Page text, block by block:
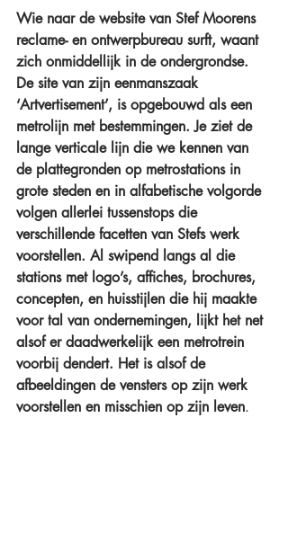
Wie naar de website van Stef Moorens
reclame- en ontwerpbureau surft, waant
zich onmiddellijk in de ondergrondse.
De site van zijn eenmanszaak
‘Artvertisement’, is opgebouwd als een
metrolijn met bestemmingen. Je ziet de
lange verticale lijn die we kennen van
de plattegronden op metrostations in
grote steden en in alfabetische volgorde
volgen allerlei tussenstops die
verschillende facetten van Stefs werk
voorstellen. Al swipend langs al die
stations met logo’s, affiches, brochures,
concepten, en huisstijlen die hij maakte
voor tal van ondernemingen, lijkt het net
alsof er daadwerkelijk een metrotrein
voorbij dendert. Het is alsof de
afbeeldingen de vensters op zijn werk
voorstellen en misschien op zijn leven.